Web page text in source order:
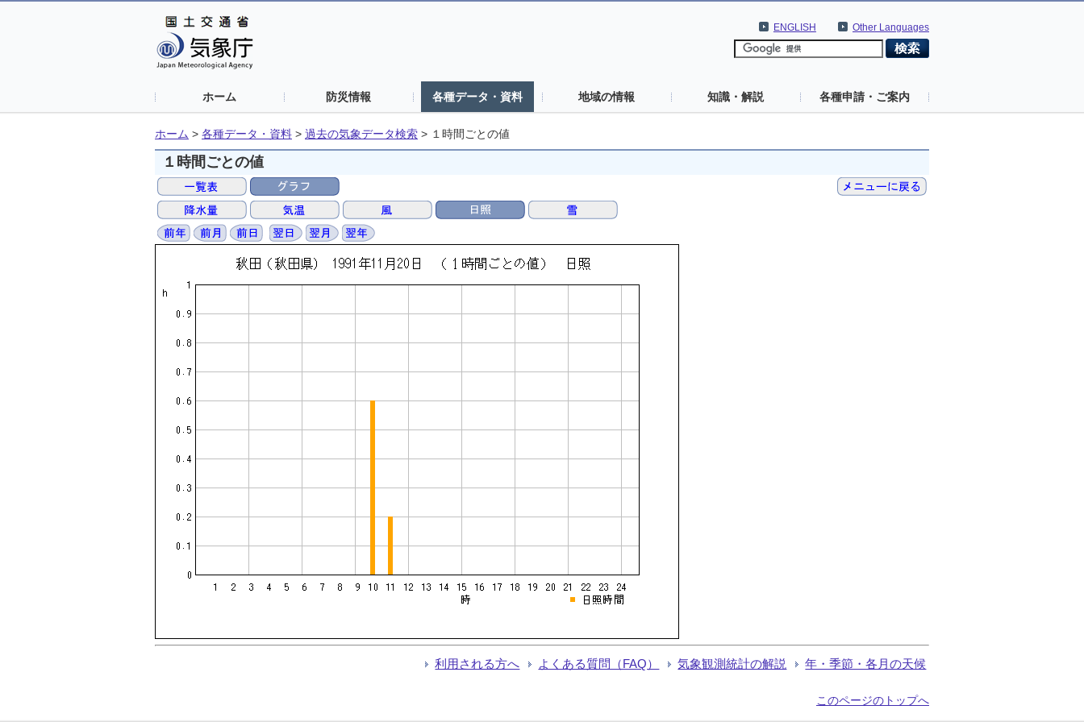
Other Languages
ENGLISH
ホーム 防災情報 各種データ・資料 地域の情報 知識・解説 各種申請・ご案内
ホーム > 各種データ・資料 > 過去の気象データ検索 > １時間ごとの値
１時間ごとの値
利用される方へ よくある質問（FAQ） 気象観測統計の解説 年・季節・各月の天候
このページのトップへ